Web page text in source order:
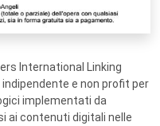
International Linking
e non profit per
implementati da
ai contenuti digitali nelle